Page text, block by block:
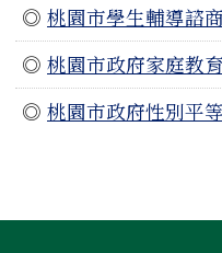
◎ 桃園市學生輔導諮
◎ 桃園市政府家庭教
◎ 桃園市政府性別平